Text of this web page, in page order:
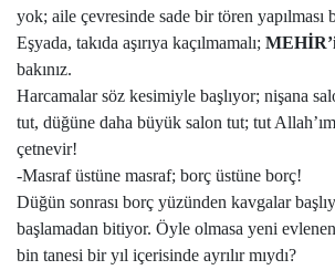
yok; aile çevresinde sade bir tören yapılması
Eşyada, takıda aşırıya kaçılmamalı;
bakınız.
Harcamalar söz kesimiyle başlıyor; nişana
tut, düğüne daha büyük salon tut; tut
çetnevir!
-Masraf üstüne masraf; borç üstüne borç!
Düğün sonrası borç yüzünden kavgalar
başlamadan bitiyor. Öyle olmasa yeni
bin tanesi bir yıl içerisinde ayrılır mıydı?